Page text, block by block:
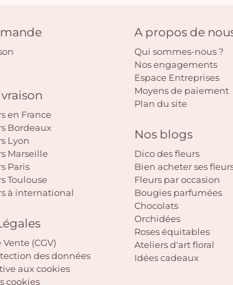
en France
Bordeaux
Lyon
Marseille
Paris
Toulouse
à international
(CGV)
des données
aux cookies
cookies
A propos de
Qui sommes-nous ?
Nos engagements
Espace Entreprises
Moyens de paiement
Plan du site
Nos blogs
Dico des fleurs
Bien acheter ses
Fleurs par occasion
Bougies parfumées
Chocolats
Orchidées
Roses équitables
Ateliers d'art floral
Idées cadeaux